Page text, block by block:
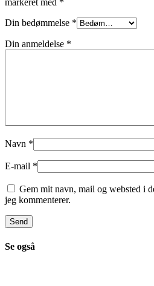
markeret med *
Din bedømmelse *
Din anmeldelse *
Navn *
E-mail *
Gem mit navn, mail og websted i
jeg kommenterer.
Se også